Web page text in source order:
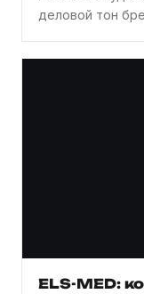
деловой тон
ELS-MED: